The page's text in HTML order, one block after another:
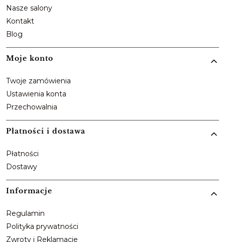
Nasze salony
Kontakt
Blog
Moje konto
Twoje zamówienia
Ustawienia konta
Przechowalnia
Płatności i dostawa
Płatności
Dostawy
Informacje
Regulamin
Polityka prywatności
Zwroty i Reklamacje